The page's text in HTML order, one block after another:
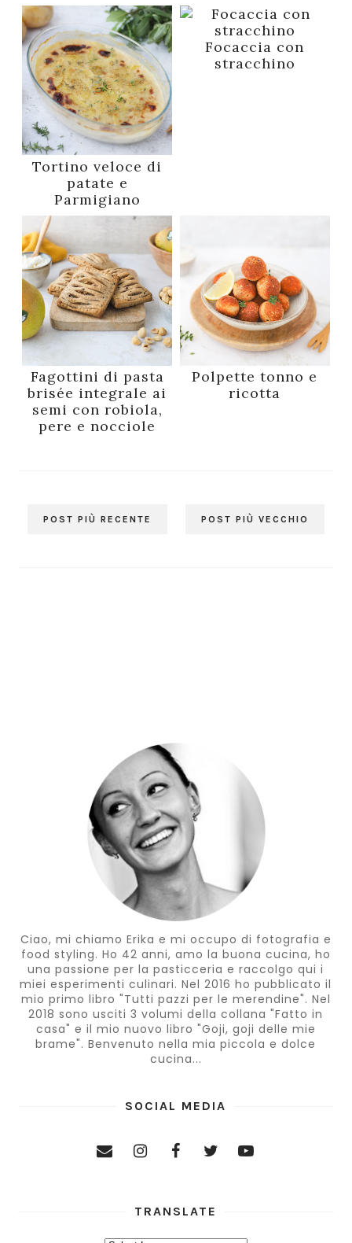
Tortino veloce di
patate e
Parmigiano
Focaccia con
stracchino
Fagottini di pasta
brisée integrale ai
semi con robiola,
pere e nocciole
Polpette tonno e
ricotta
POST PIÙ RECENTE POST PIÙ VECCHIO
Ciao, mi chiamo Erika e mi occupo di fotografia e
food styling. Ho 42 anni, amo la buona cucina, ho
una passione per la pasticceria e raccolgo qui i
miei esperimenti culinari. Nel 2016 ho pubblicato il
mio primo libro "Tutti pazzi per le merendine". Nel
2018 sono usciti 3 volumi della collana "Fatto in
casa" e il mio nuovo libro "Goji, goji delle mie
brame". Benvenuto nella mia piccola e dolce
cucina...
SOCIAL MEDIA
TRANSLATE